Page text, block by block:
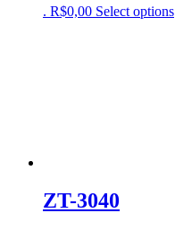
. R$0,00 Select options
ZT-3040